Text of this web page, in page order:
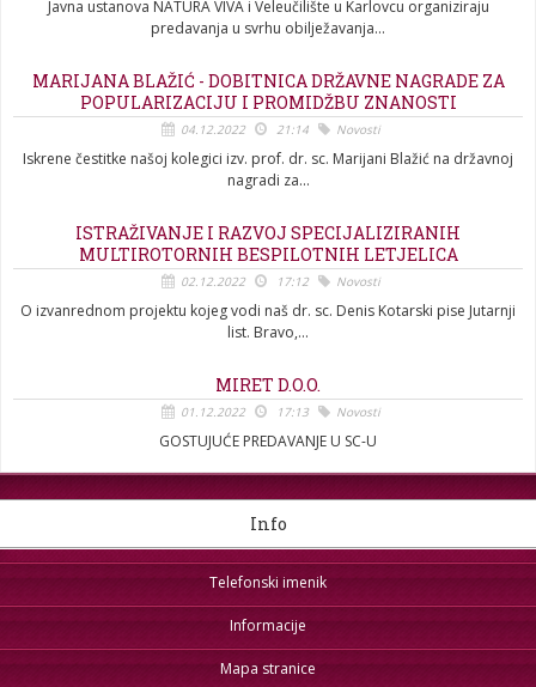
Javna ustanova NATURA VIVA i Veleučilište u Karlovcu organiziraju
predavanja u svrhu obilježavanja...
MARIJANA BLAŽIĆ - DOBITNICA DRŽAVNE NAGRADE ZA
POPULARIZACIJU I PROMIDŽBU ZNANOSTI
04.12.2022 21:14 Novosti
Iskrene čestitke našoj kolegici izv. prof. dr. sc. Marijani Blažić na državnoj
nagradi za...
ISTRAŽIVANJE I RAZVOJ SPECIJALIZIRANIH
MULTIROTORNIH BESPILOTNIH LETJELICA
02.12.2022 17:12 Novosti
O izvanrednom projektu kojeg vodi naš dr. sc. Denis Kotarski pise Jutarnji
list. Bravo,...
MIRET D.O.O.
01.12.2022 17:13 Novosti
GOSTUJUĆE PREDAVANJE U SC-U
Info
Telefonski imenik
Informacije
Mapa stranice